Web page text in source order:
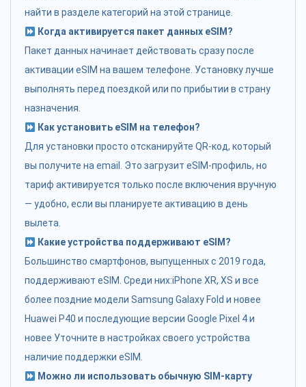
найти в разделе категорий на этой странице.
Когда активируется пакет данных eSIM?
Пакет данных начинает действовать сразу после
активации eSIM на вашем телефоне. Установку лучше
выполнять перед поездкой или по прибытии в страну
назначения.
Как установить eSIM на телефон?
Для установки просто отсканируйте QR-код, который
вы получите на email. Это загрузит eSIM-профиль, но
тариф активируется только после включения вручную
— удобно, если вы планируете активацию в день
вылета.
Какие устройства поддерживают eSIM?
Большинство смартфонов, выпущенных с 2019 года,
поддерживают eSIM. Среди них:iPhone XR, XS и все
более поздние модели Samsung Galaxy Fold и новее
Huawei P40 и последующие версии Google Pixel 4 и
новее Уточните в настройках своего устройства
наличие поддержки eSIM.
Можно ли использовать обычную SIM-карту